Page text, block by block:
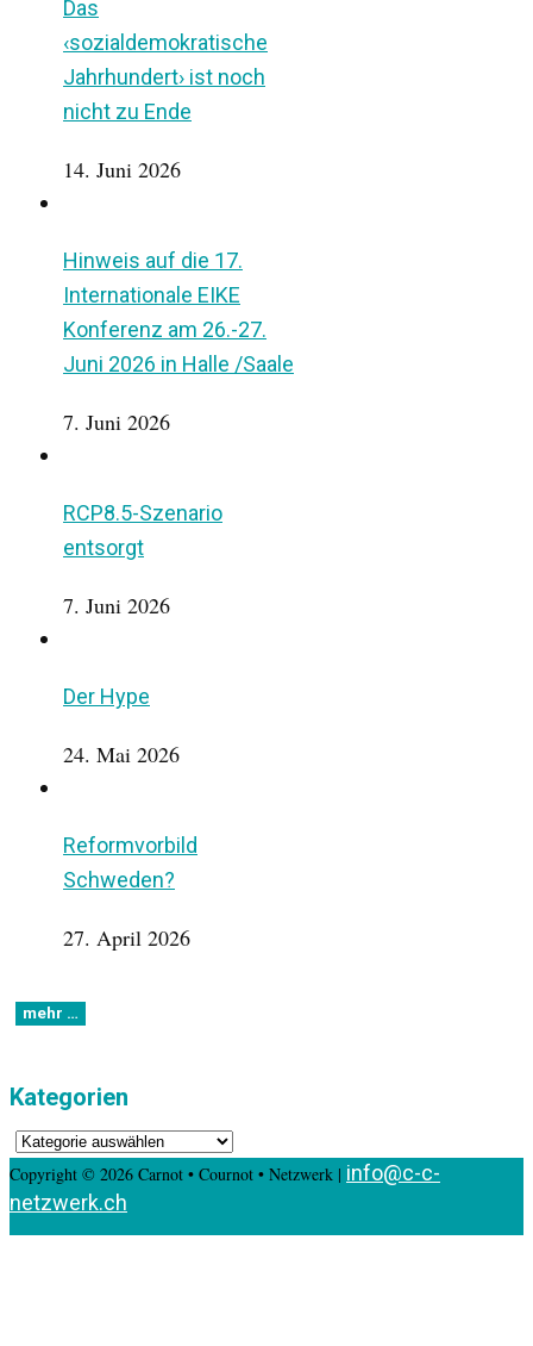
Das
‹sozialdemokratische
Jahrhundert› ist noch
nicht zu Ende
14. Juni 2026
Hinweis auf die 17.
Internationale EIKE
Konferenz am 26.-27.
Juni 2026 in Halle /Saale
7. Juni 2026
RCP8.5-Szenario
entsorgt
7. Juni 2026
Der Hype
24. Mai 2026
Reformvorbild
Schweden?
27. April 2026
Kategorien
Kategorien
Copyright © 2026 Carnot • Cournot • Netzwerk | info@c-c-
netzwerk.ch